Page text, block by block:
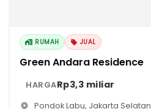
RUMAH JUAL
Green Andara Residence
HARGARp3,3 miliar
Pondok Labu, Jakarta Selatan